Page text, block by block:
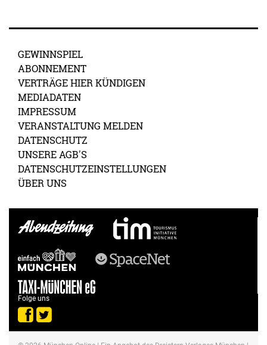
GEWINNSPIEL
ABONNEMENT
VERTRÄGE HIER KÜNDIGEN
MEDIADATEN
IMPRESSUM
VERANSTALTUNG MELDEN
DATENSCHUTZ
UNSERE AGB'S
DATENSCHUTZEINSTELLUNGEN
ÜBER UNS
Folge uns